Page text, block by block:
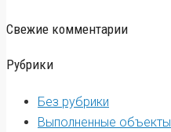
Свежие комментарии
Рубрики
Без рубрики
Выполненные объекты